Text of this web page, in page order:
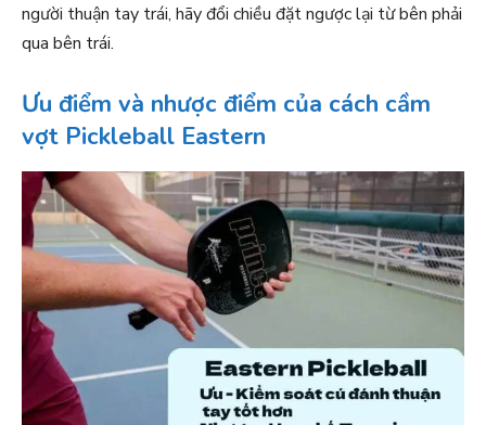
người thuận tay trái, hãy đổi chiều đặt ngược lại từ bên phải
qua bên trái.
Ưu điểm và nhược điểm của cách cầm
vợt Pickleball Eastern